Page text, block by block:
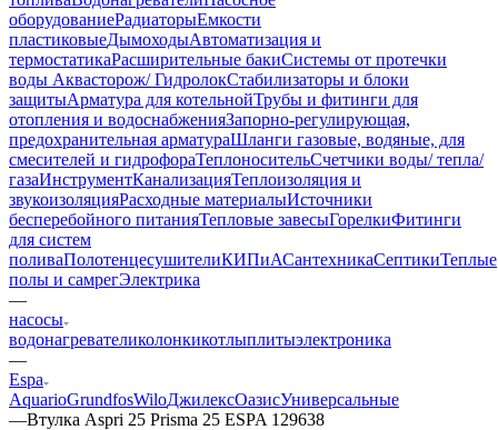
оборудованиеРадиаторыЕмкости
пластиковыеДымоходыАвтоматизация и
термостатикаРасширительные бакиСистемы от протечки
воды Аквасторож/ ГидролокСтабилизаторы и блоки
защитыАрматура для котельнойТрубы и фитинги для
отопления и водоснабженияЗапорно-регулирующая,
предохранительная арматураШланги газовые, водяные, для
смесителей и гидрофораТеплоносительСчетчики воды/ тепла/
газаИнструментКанализацияТеплоизоляция и
звукоизоляцияРасходные материалыИсточники
бесперебойного питанияТепловые завесыГорелкиФитинги
для систем
поливаПолотенцесушителиКИПиАСантехникаСептикиТеплые
полы и самрегЭлектрика
—
насосы
водонагревателиколонкикотлыплитыэлектроника
—
Espa
AquarioGrundfosWiloДжилексОазисУниверсальные
—Втулка Aspri 25 Prisma 25 ESPA 129638